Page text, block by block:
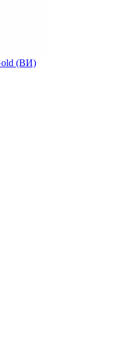
(ВИ)